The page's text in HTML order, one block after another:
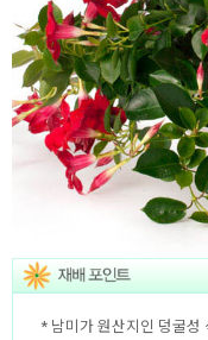
* 남미가 원산지인 덩굴